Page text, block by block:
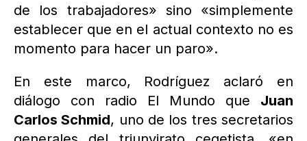
de los trabajadores» sino «simplemente
establecer que en el actual contexto no es
momento para hacer un paro».
En este marco, Rodríguez aclaró en
diálogo con radio El Mundo que Juan
Carlos Schmid, uno de los tres secretarios